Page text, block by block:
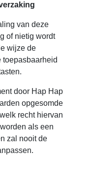
van deze
of nietig wordt
wijze de
door Hap Hap
opgesomde
recht hiervan
als een
zal nooit de